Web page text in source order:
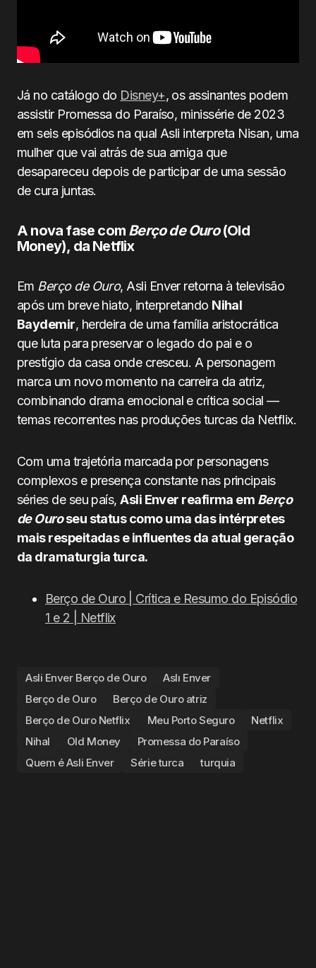
Já no catálogo do Disney+, os assinantes podem
assistir Promessa do Paraíso, minissérie de 2023
em seis episódios na qual Asli interpreta Nisan, uma
mulher que vai atrás de sua amiga que
desapareceu depois de participar de uma sessão
de cura juntas.
A nova fase com Berço de Ouro(Old
Money), da Netflix
Em Berço de Ouro, Asli Enver retorna à televisão
após um breve hiato, interpretando Nihal
Baydemir, herdeira de uma família aristocrática
que luta para preservar o legado do pai e o
prestígio da casa onde cresceu. A personagem
marca um novo momento na carreira da atriz,
combinando drama emocional e crítica social —
temas recorrentes nas produções turcas da Netflix.
Com uma trajetória marcada por personagens
complexos e presença constante nas principais
séries de seu país,Asli Enver reafirma em Berço
de Ouroseu status como uma das intérpretes
mais respeitadas e influentes da atual geração
da dramaturgia turca.
Berço de Ouro | Crítica e Resumo do Episódio
1 e 2 | Netflix
Asli Enver Berço de Ouro
Aslı Enver
Berço de Ouro
Berço de Ouro atriz
Berço de Ouro Netflix
Meu Porto Seguro
Netflix
Nihal
Old Money
Promessa do Paraíso
Quem é Asli Enver
Série turca turquia